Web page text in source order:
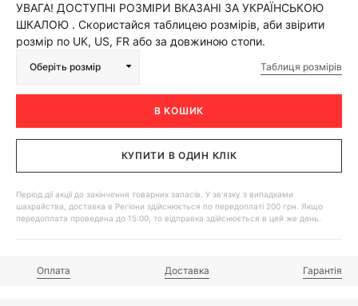
УВАГА! ДОСТУПНІ РОЗМІРИ ВКАЗАНІ ЗА УКРАЇНСЬКОЮ
ШКАЛОЮ . Скористайся таблицею розмірів, аби звірити
розмір по UK, US, FR або за довжиною стопи.
Оберіть розмір Таблиця розмірів
В КОШИК
КУПИТИ В ОДИН КЛІК
Період дії акції до закінчення товарних запасів. У зв'язку з випадками
шахрайства, доставка в Регіони здійснюється по передоплаті 200 грн. Якщо
передоплата проведена до 15:00, то відправка здійснюється в цей же день.
Оплата Доставка Гарантія